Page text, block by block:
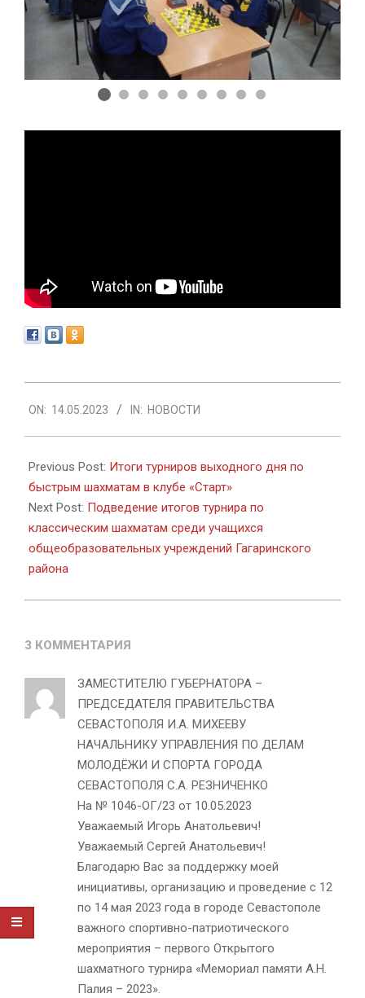
05-
14
ON: 14.05.2023 IN: НОВОСТИ
Previous Post: Итоги турниров выходного дня по
быстрым шахматам в клубе «Старт»
Next Post: Подведение итогов турнира по
классическим шахматам среди учащихся
общеобразовательных учреждений Гагаринского
района
3 КОММЕНТАРИЯ
ЗАМЕСТИТЕЛЮ ГУБЕРНАТОРА –
ПРЕДСЕДАТЕЛЯ ПРАВИТЕЛЬСТВА
СЕВАСТОПОЛЯ И.А. МИХЕЕВУ
НАЧАЛЬНИКУ УПРАВЛЕНИЯ ПО ДЕЛАМ
МОЛОДЁЖИ И СПОРТА ГОРОДА
СЕВАСТОПОЛЯ С.А. РЕЗНИЧЕНКО
На № 1046-ОГ/23 от 10.05.2023
Уважаемый Игорь Анатольевич!
Уважаемый Сергей Анатольевич!
Благодарю Вас за поддержку моей
инициативы, организацию и проведение с 12
по 14 мая 2023 года в городе Севастополе
важного спортивно-патриотического
мероприятия – первого Открытого
шахматного турнира «Мемориал памяти А.Н.
Палия – 2023».